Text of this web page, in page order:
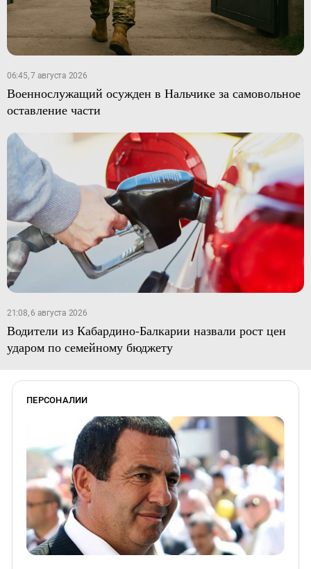
06:45, 7 августа 2026
Военнослужащий осужден в Нальчике за самовольное
оставление части
21:08, 6 августа 2026
Водители из Кабардино-Балкарии назвали рост цен
ударом по семейному бюджету
ПЕРСОНАЛИИ